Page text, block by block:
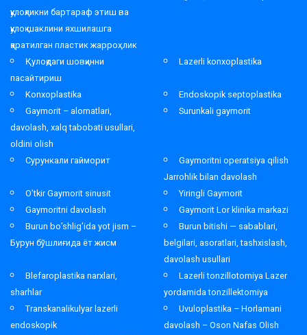
қулоқликни бартараф этиш ва
қулоқ шаклини яхшилашга
қаратилган пластик жарроҳлик
Қулоқдаги шовқинни
пасайтириш
Lazerli konxoplastika
Konxoplastika
Endoskopik septoplastika
Gaymorit – alomatlari,
davolash, xalq tabobati usullari,
oldini olish
Surunkali gaymorit
Сурункали гайморит
Gaymoritni operatsiya qilish
Jarrohlik bilan davolash
O’tkir Gaymorit sinusit
Yiringli Gaymorit
Gaymoritni davolash
Gaymorit Lor klinika markazi
Burun bo’shlig’ida yot jism –
Бурун бўшлиғида ёт жисм
Burun bitishi — sabablari,
belgilari, asoratlari, tashxislash,
davolash usullari
Blefaroplastika narxlari,
sharhlar
Lazerli tonzillotomiya Lazer
yordamida tonzillektomiya
Transkanalikulyar lazerli
endoskopik
Uvuloplastika – Horlamani
davolash – Oson Nafas Olish